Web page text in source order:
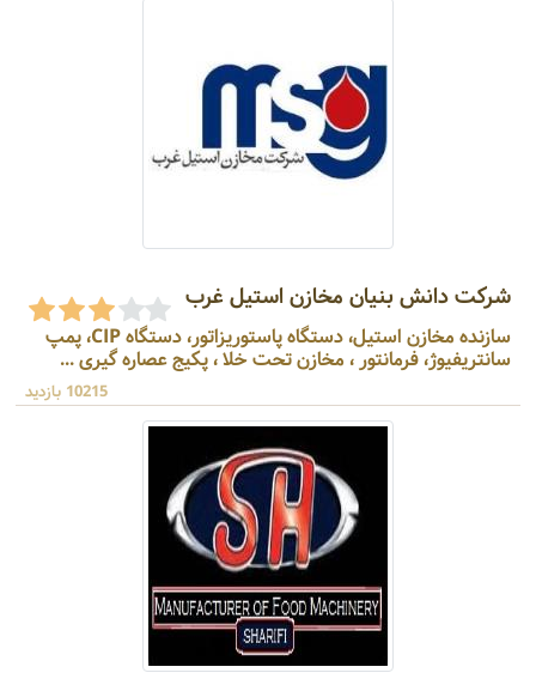
شرکت دانش بنیان مخازن استیل غرب
سازنده مخازن استیل، دستگاه پاستوریزاتور، دستگاه CIP، پمپ
سانتریفیوژ، فرمانتور ، مخازن تحت خلا ، پکیج عصاره گیری ...
10215 بازدید